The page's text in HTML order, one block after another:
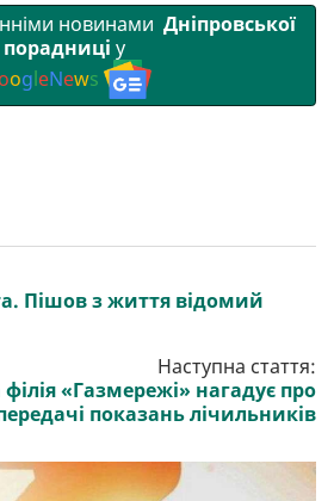
новинами Дніпровської
порадниці у
oogleNews
Пішов з життя відомий
Наступна стаття:
«Газмережі» нагадує про
показань лічильників